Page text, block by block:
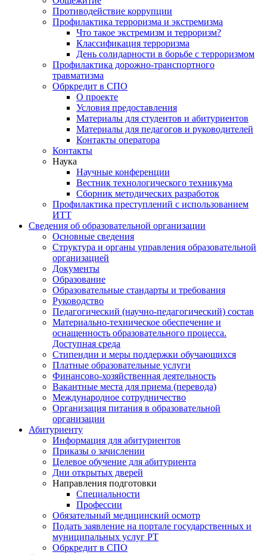
Противодействие коррупции
Профилактика терроризма и экстремизма
Что такое экстремизм и терроризм?
Классификация терроризма
День солидарности в борьбе с терроризмом
Профилактика дорожно-транспортного
травматизма
Обркредит в СПО
О проекте
Условия предоставления
Материалы для студентов и абитуриентов
Материалы для педагогов и руководителей
Контакты оператора
Контакты
Наука
Научные конференции
Вестник технологического техникума
Сборник методических разработок
Профилактика преступлений с использованием
ИТТ
Сведения об образовательной организации
Основные сведения
Структура и органы управления образовательной
организацией
Документы
Образование
Образовательные стандарты и требования
Руководство
Педагогический (научно-педагогический) состав
Материально-техническое обеспечение и
оснащенность образовательного процесса.
Доступная среда
Стипендии и меры поддержки обучающихся
Платные образовательные услуги
Финансово-хозяйственная деятельность
Вакантные места для приема (перевода)
Международное сотрудничество
Организация питания в образовательной
организации
Абитуриенту
Информация для абитуриентов
Приказы о зачислении
Целевое обучение для абитуриента
Дни открытых дверей
Направления подготовки
Специальности
Профессии
Обязательный медицинский осмотр
Подать заявление на портале государственных и
муниципальных услуг РТ
Обркредит в СПО